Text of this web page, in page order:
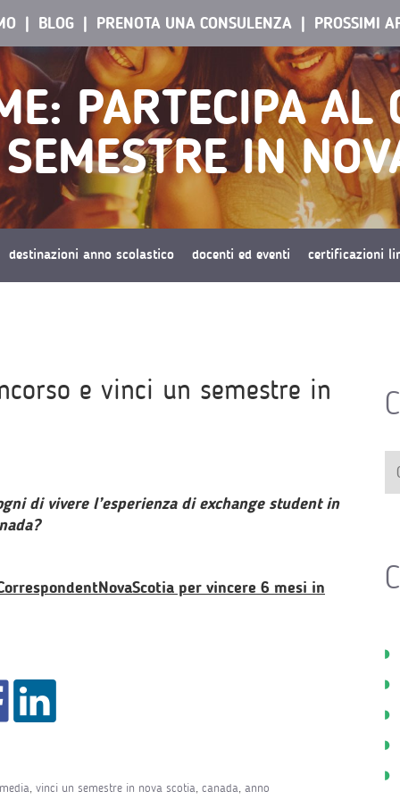
PROSSIMI
PRENOTA UNA CONSULENZA
BLOG
PARTECIPA AL
IN
destinazioni anno scolastico docenti ed eventi certificazioni
e vinci un semestre in
di vivere l’esperienza di exchange student in
per vincere 6 mesi in
, vinci un semestre in nova scotia, canada, anno